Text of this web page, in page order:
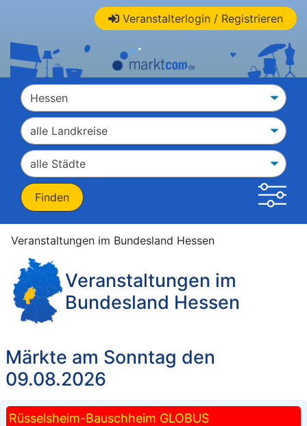
Veranstalterlogin / Registrieren
Veranstaltungen im Bundesland Hessen
Veranstaltungen im
Bundesland Hessen
Märkte am Sonntag den
09.08.2026
Rüsselsheim-Bauschheim GLOBUS